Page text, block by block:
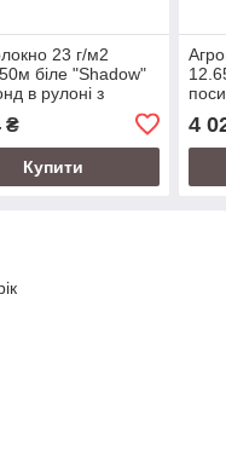
23 г/м2
біле "Shadow"
в рулоні з
₴
Купити
4